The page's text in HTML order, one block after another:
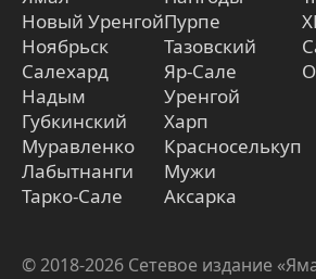
Новый Уренгой
Ноябрьск
Салехард
Надым
Губкинский
Муравленко
Лабытнанги
Тарко-Сале
Пурпе
Тазовский
Яр-Сале
Уренгой
Харп
Красноселькуп
Мужи
Аксарка
© 2018-2026 Сетевое издание